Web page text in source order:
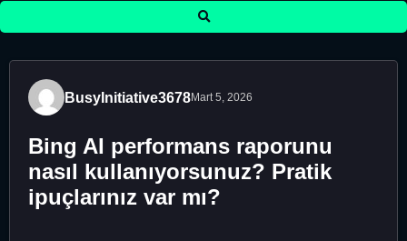
BusyInitiative3678Mart 5, 2026
Bing AI performans raporunu
nasıl kullanıyorsunuz? Pratik
ipuçlarınız var mı?